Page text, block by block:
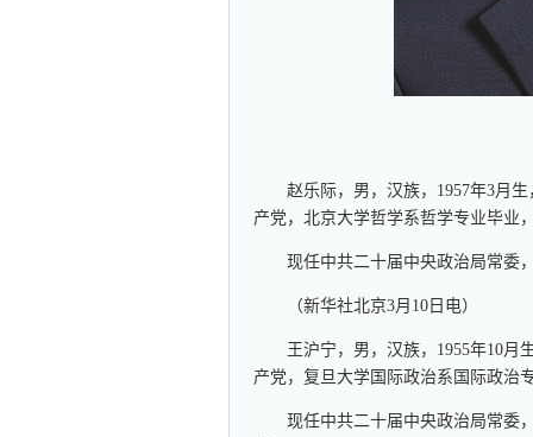
赵乐际，男，汉族，1957年3月
产党，北京大学哲学系哲学专业毕业
现任中共二十届中央政治局常委
（新华社北京3月10日电）
王沪宁，男，汉族，1955年10月
产党，复旦大学国际政治系国际政治
现任中共二十届中央政治局常委